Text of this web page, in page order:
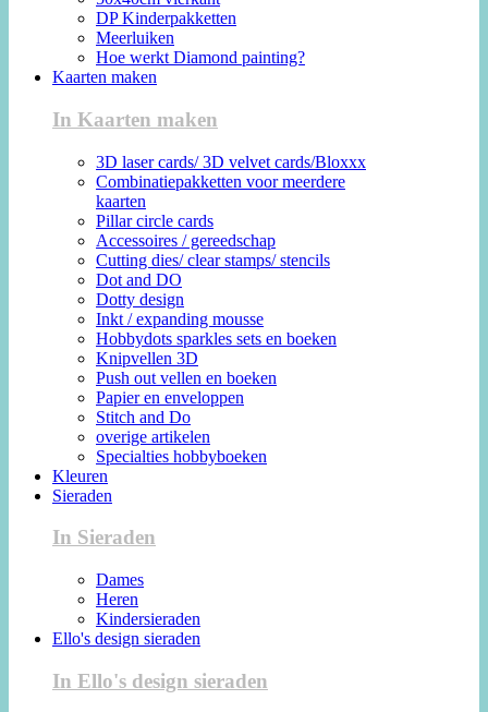
DP Kinderpakketten
Meerluiken
Hoe werkt Diamond painting?
Kaarten maken
In Kaarten maken
3D laser cards/ 3D velvet cards/Bloxxx
Combinatiepakketten voor meerdere
kaarten
Pillar circle cards
Accessoires / gereedschap
Cutting dies/ clear stamps/ stencils
Dot and DO
Dotty design
Inkt / expanding mousse
Hobbydots sparkles sets en boeken
Knipvellen 3D
Push out vellen en boeken
Papier en enveloppen
Stitch and Do
overige artikelen
Specialties hobbyboeken
Kleuren
Sieraden
In Sieraden
Dames
Heren
Kindersieraden
Ello's design sieraden
In Ello's design sieraden